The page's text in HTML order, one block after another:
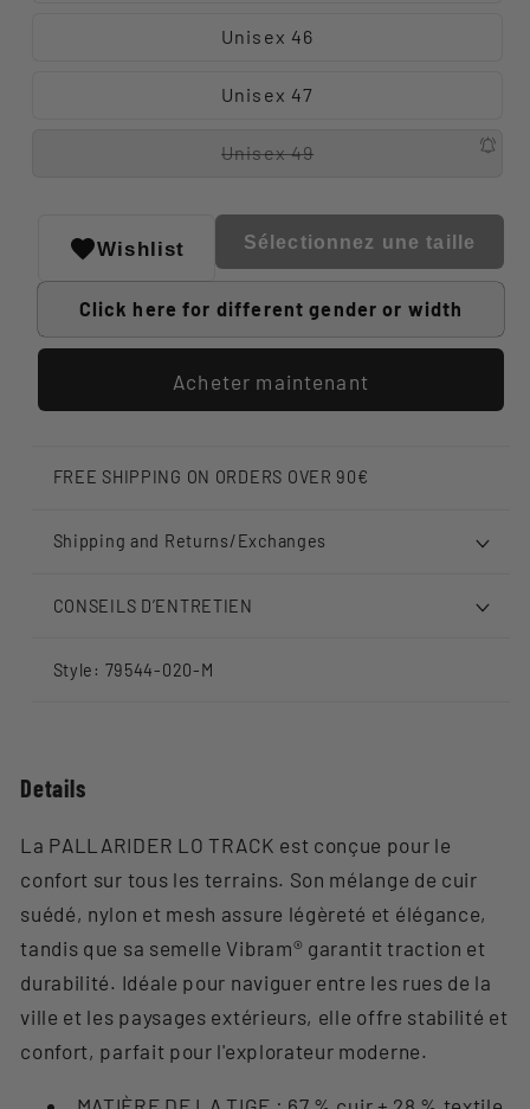
Unisex 46
Unisex 47
Unisex 49
Wishlist Sélectionnez une taille
Click here for different gender or width
Acheter maintenant
FREE SHIPPING ON ORDERS OVER 90€
Shipping and Returns/Exchanges
CONSEILS D’ENTRETIEN
Style: 79544-020-M
Details
La PALLARIDER LO TRACK est conçue pour le
confort sur tous les terrains. Son mélange de cuir
suédé, nylon et mesh assure légèreté et élégance,
tandis que sa semelle Vibram® garantit traction et
durabilité. Idéale pour naviguer entre les rues de la
ville et les paysages extérieurs, elle offre stabilité et
confort, parfait pour l'explorateur moderne.